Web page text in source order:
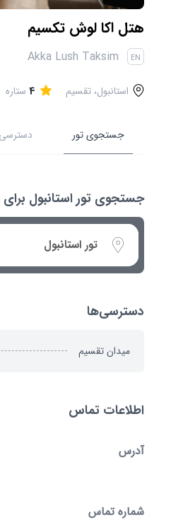
هتل اکا لوش تکسیم
EN
Akka Lush Taksim
استانبول، تقسیم 4 ستاره
جستجوی تور
جستجوی تور استانبول
تور استانبول
دسترسی‌ها
میدان تقسیم
اطلاعات تماس
آدرس
شماره تماس